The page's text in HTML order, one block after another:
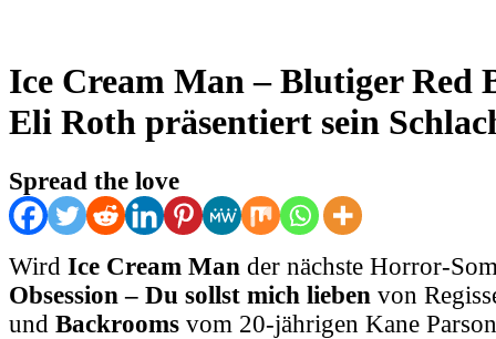
Ice Cream Man – Blutiger Red
Eli Roth präsentiert sein
Spread the love
Wird Ice Cream Man der nächste Horror-
Obsession – Du sollst mich lieben von
und Backrooms vom 20-jährigen Kane